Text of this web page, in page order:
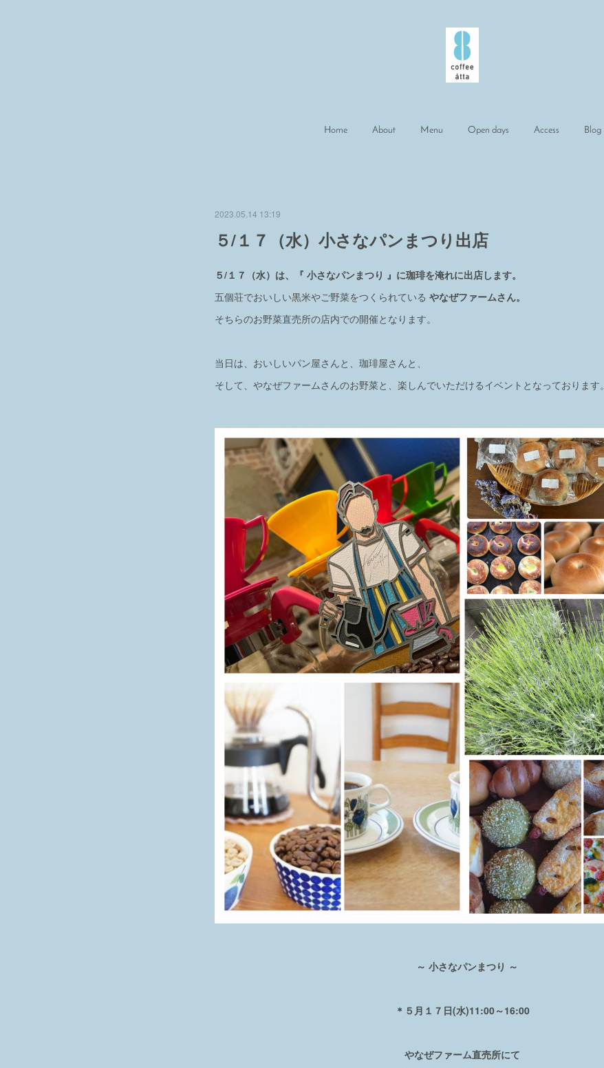
Home About Menu Open days Access Blog
2023.05.14 13:19
５/１７（水）小さなパンまつり出店
５/１７（水）は、『 小さなパンまつり 』に珈琲を淹れに出店します。
五個荘でおいしい黒米やご野菜をつくられている やなぜファームさん。
そちらのお野菜直売所の店内での開催となります。
当日は、おいしいパン屋さんと、珈琲屋さんと、
そして、やなぜファームさんのお野菜と、楽しんでいただけるイベントとなっております。
～ 小さなパンまつり ～
＊５月１７日(水)11:00～16:00
やなぜファーム直売所にて